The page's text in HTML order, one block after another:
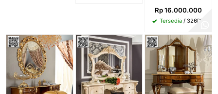
Rp 16.000.000
Tersedia / 326DF